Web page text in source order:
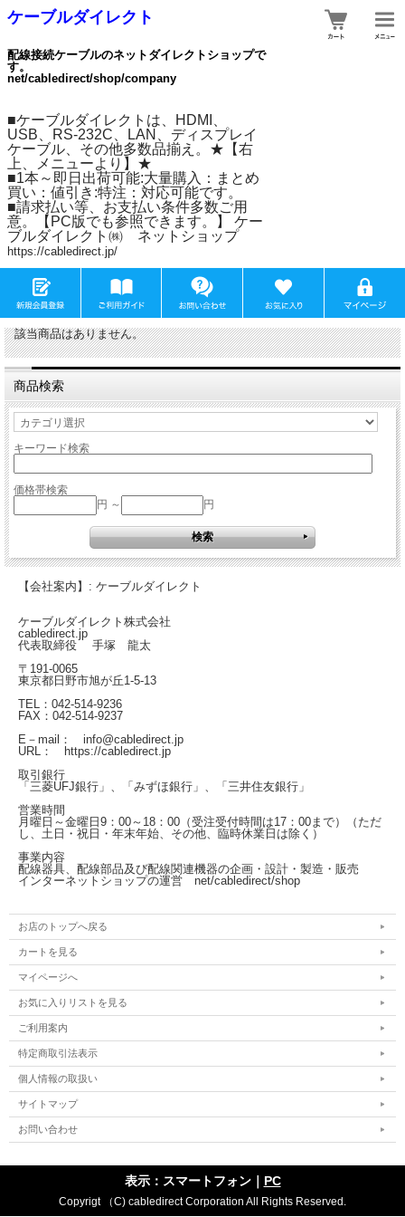
ケーブルダイレクト
配線接続ケーブルのネットダイレクトショップで
す。
net/cabledirect/shop/company
■ケーブルダイレクトは、HDMI、
USB、RS-232C、LAN、ディスプレイ
ケーブル、その他多数品揃え。★【右
上、メニューより】★
■1本～即日出荷可能:大量購入：まとめ
買い：値引き:特注：対応可能です。
■請求払い等、お支払い条件多数ご用
意。【PC版でも参照できます。】 ケー
ブルダイレクト㈱ ネットショップ
https://cabledirect.jp/
該当商品はありません。
商品検索
キーワード検索
価格帯検索
円 ～
円
【会社案内】: ケーブルダイレクト
ケーブルダイレクト株式会社
cabledirect.jp
代表取締役 手塚 龍太
〒191-0065
東京都日野市旭が丘1-5-13
TEL：042-514-9236
FAX：042-514-9237
E－mail： info@cabledirect.jp
URL： https://cabledirect.jp
取引銀行
「三菱UFJ銀行」、「みずほ銀行」、「三井住友銀行」
営業時間
月曜日～金曜日 9：00～18：00（受注受付時間は17：00まで）
（ただ
し、土日・祝日・年末年始、その他、臨時休業日は除く）
事業内容
配線器具、配線部品及び配線関連機器の企画・設計・製造・販売
インターネットショップの運営 net/cabledirect/shop
お店のトップへ戻る
カートを見る
マイページへ
お気に入りリストを見る
ご利用案内
特定商取引法表示
個人情報の取扱い
サイトマップ
お問い合わせ
表示：スマートフォン｜ PC
Copyrigt （C) cabledirect Corporation All Rights Reserved.